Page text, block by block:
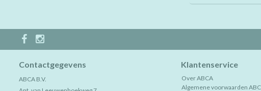
Contactgegevens
ABCA B.V.
Klantenservice
Over ABCA
Algemene voorwaarden